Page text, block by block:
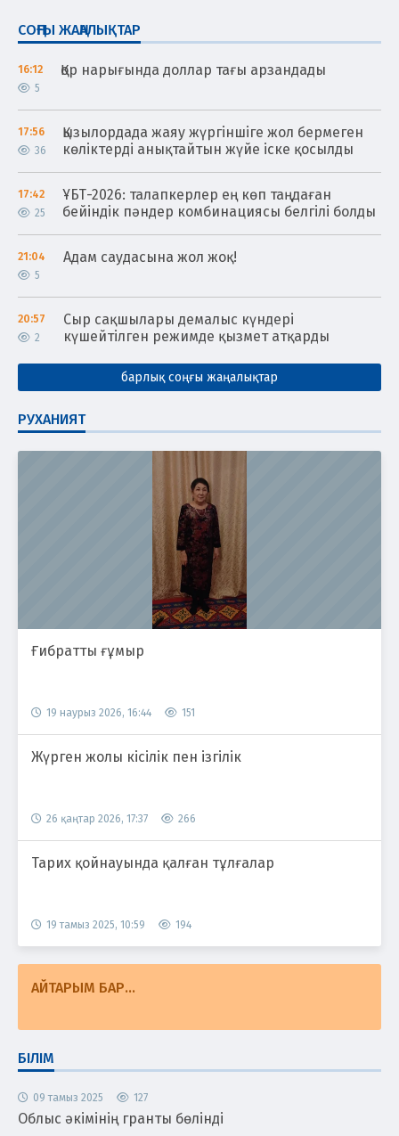
СОҢҒЫ ЖАҢАЛЫҚТАР
16:12
5
Қор нарығында доллар тағы арзандады
17:56
36
Қызылордада жаяу жүргіншіге жол бермеген
көліктерді анықтайтын жүйе іске қосылды
17:42
25
ҰБТ-2026: талапкерлер ең көп таңдаған
бейіндік пәндер комбинациясы белгілі болды
21:04
5
Адам саудасына жол жоқ!
20:57
2
Сыр сақшылары демалыс күндері
күшейтілген режимде қызмет атқарды
барлық соңғы жаңалықтар
РУХАНИЯТ
Ғибратты ғұмыр
19 наурыз 2026, 16:44 151
Жүрген жолы кісілік пен ізгілік
26 қаңтар 2026, 17:37 266
Тарих қойнауында қалған тұлғалар
19 тамыз 2025, 10:59 194
АЙТАРЫМ БАР...
БІЛІМ
09 тамыз 2025 127
Облыс әкімінің гранты бөлінді